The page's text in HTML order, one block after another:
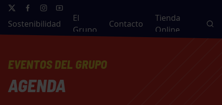
Sostenibilidad
El
Grupo
Contacto
Tienda
Online
EVENTOS DEL GRUPO
AGENDA